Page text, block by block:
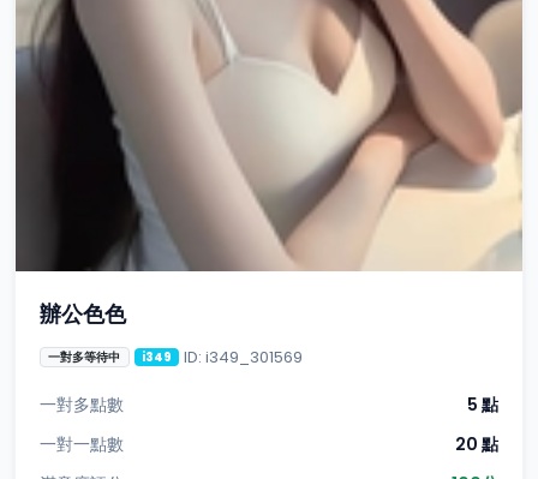
辦公色色
一對多等待中 i349 ID: i349_301569
一對多點數
5 點
一對一點數
20 點